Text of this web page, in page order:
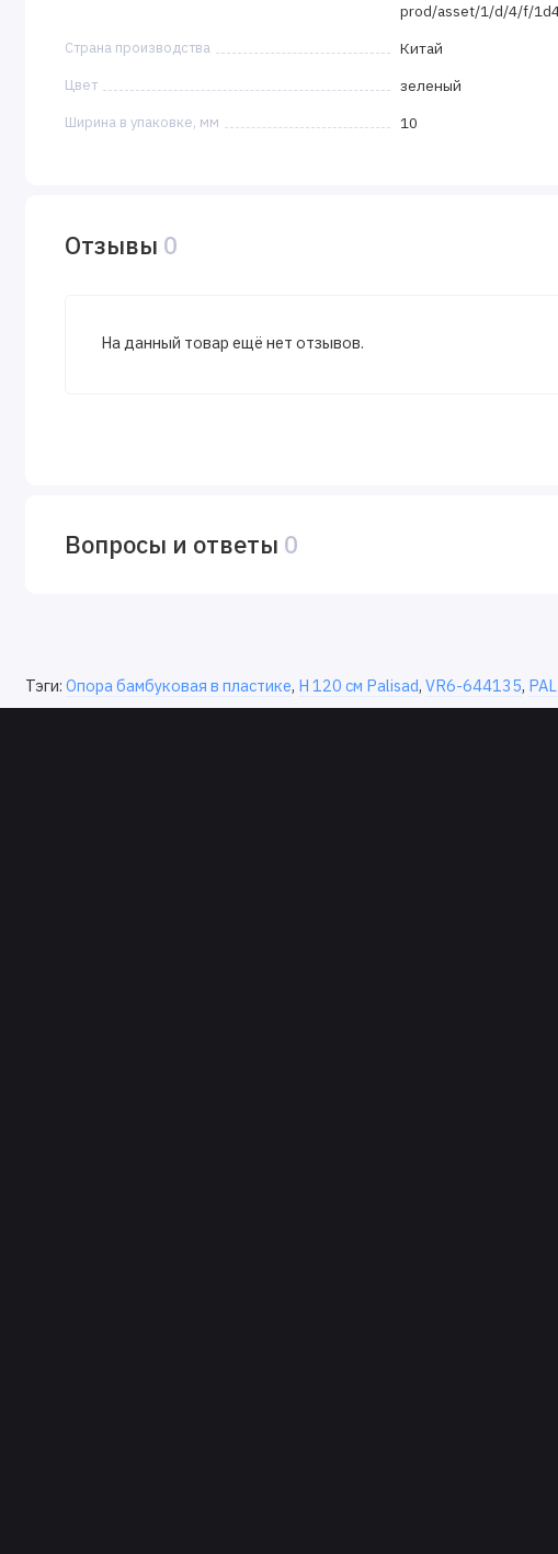
prod/asset/1/d/4/f/
Страна производства Китай
Цвет зеленый
Ширина в упаковке, мм 10
Отзывы 0
На данный товар ещё нет отзывов.
Вопросы и ответы 0
Тэги: Опора бамбуковая в пластике, H 120 см Palisad, VR6-644135,